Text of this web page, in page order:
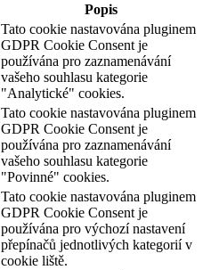
Popis
Tato cookie nastavována pluginem
GDPR Cookie Consent je
používána pro zaznamenávání
vašeho souhlasu kategorie
"Analytické" cookies.
Tato cookie nastavována pluginem
GDPR Cookie Consent je
používána pro zaznamenávání
vašeho souhlasu kategorie
"Povinné" cookies.
Tato cookie nastavována pluginem
GDPR Cookie Consent je
používána pro výchozí nastavení
přepínačů jednotlivých kategorií v
cookie liště.